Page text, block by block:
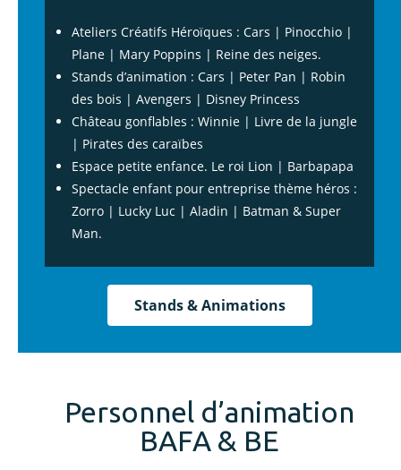
Ateliers Créatifs Héroïques : Cars | Pinocchio |
Plane | Mary Poppins | Reine des neiges.
Stands d’animation : Cars | Peter Pan | Robin
des bois | Avengers | Disney Princess
Château gonflables : Winnie | Livre de la jungle
| Pirates des caraïbes
Espace petite enfance. Le roi Lion | Barbapapa
Spectacle enfant pour entreprise thème héros :
Zorro | Lucky Luc | Aladin | Batman & Super
Man.
Stands & Animations
Personnel d’animation
BAFA & BE